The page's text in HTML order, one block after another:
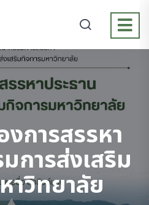
งการสรรหา
การส่งเสริม
าวิทยาลัย